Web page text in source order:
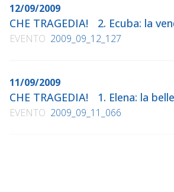
12/09/2009
CHE TRAGEDIA! 2. Ecuba: la
EVENTO 2009_09_12_127
11/09/2009
CHE TRAGEDIA! 1. Elena: la
EVENTO 2009_09_11_066